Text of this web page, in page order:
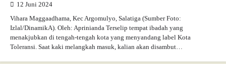
12 Juni 2024
Vihara Maggaadhama, Kec Argomulyo, Salatiga (Sumber Foto:
Izlal/DinamikA). Oleh: Aprinianda Terselip tempat ibadah yang
menakjubkan di tengah-tengah kota yang menyandang label Kota
Toleransi. Saat kaki melangkah masuk, kalian akan disambut…